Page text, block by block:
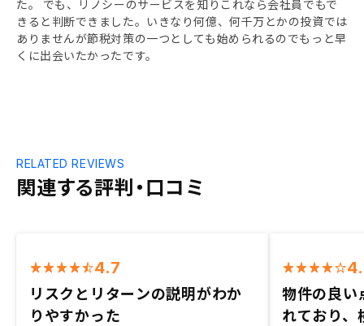
た。 でも、リノシーのサービスを知りこれなら会社員でもで
きると判断できました。いきなり何億、何千万とかの投資では
ありませんが節税対策の一つとしても始められるのでもっと早
くに出会いたかったです。
関連する評判・口コミ
RELATED REVIEWS
4.7
リスクとリターンの説明がわか
りやすかった
物件の良い
れており、